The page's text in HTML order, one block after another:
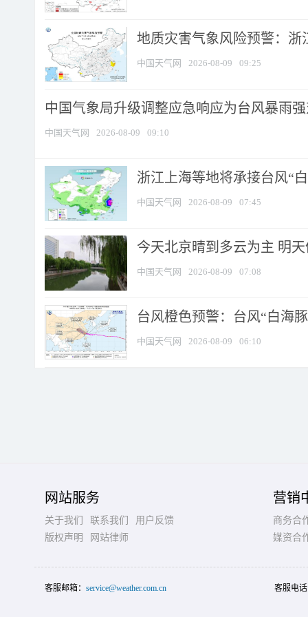
地质灾害气象风险预警：浙
中国天气网 2026-08-09 09:25
中国气象局升级调整应急响应为台风暴雨
中国天气网 2026-08-09 09:10
浙江上海等地将承接台风“
中国天气网 2026-08-09 07:45
今天北京晴到多云为主 明
中国天气网 2026-08-09 07:08
台风橙色预警：台风“白海
中国天气网 2026-08-09 06:10
网站服务
关于我们 联系我们
用户反馈
版权声明
网站律师
营销
商务合
媒资合
客服邮箱： service@weather.com.cn 客服电